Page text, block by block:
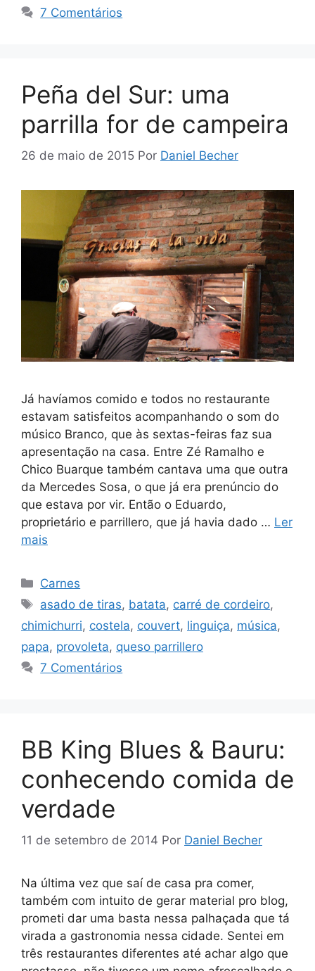
7 Comentários
Peña del Sur: uma
parrilla for de campeira
26 de maio de 2015 Por Daniel Becher
Já havíamos comido e todos no restaurante
estavam satisfeitos acompanhando o som do
músico Branco, que às sextas-feiras faz sua
apresentação na casa. Entre Zé Ramalho e
Chico Buarque também cantava uma que outra
da Mercedes Sosa, o que já era prenúncio do
que estava por vir. Então o Eduardo,
proprietário e parrillero, que já havia dado … Ler
mais
Categorias
Carnes
Tags
asado de tiras, batata, carré de cordeiro,
chimichurri, costela, couvert, linguiça, música,
papa, provoleta, queso parrillero
7 Comentários
BB King Blues & Bauru:
conhecendo comida de
verdade
11 de setembro de 2014 Por Daniel Becher
Na última vez que saí de casa pra comer,
também com intuito de gerar material pro blog,
prometi dar uma basta nessa palhaçada que tá
virada a gastronomia nessa cidade. Sentei em
três restaurantes diferentes até achar algo que